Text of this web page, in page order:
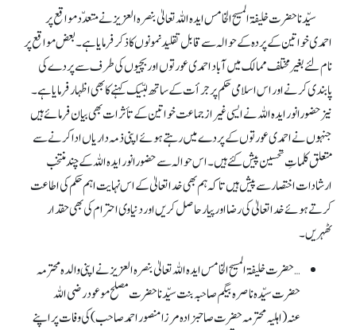
سیّدنا حضرت خلیفۃالمسیح الخامس ایدہ اللہ تعالیٰ بنصرہ العزیز نےمتعدّد مواقع پر
احمدی خواتین کے پردہ کے حوالہ سے قابل تقلید نمونوں کا ذکر فرمایا ہے۔ بعض مواقع پر
نام لئے بغیر مختلف ممالک میں آباد احمدی عورتوں اور بچیوں کی طرف سے پردے کی
پابندی کرنے اور اس اسلامی حکم پر جرأت کے ساتھ لبّیک کہنے کا بھی اظہار فرمایا ہے۔
نیز حضورانور ایدہ اللہ نے ایسی غیراز جماعت خواتین کے تأثرات بھی بیان فرمائے ہیں
جنہوں نے احمدی عورتوں کے پردے میں رہتے ہوئے اپنی ذمہ داریاں ادا کرنے سے
متعلق کلماتِ تحسین پیش کئے ہیں۔ اس حوالہ سے حضورانور ایدہ اللہ کے چند منتخب
ارشادات اختصار سے پیش ہیں تاکہ ہم بھی خداتعالیٰ کے اس نہایت اہم حکم کی اطاعت
کرتے ہوئے خداتعالیٰ کی رضا اور پیار حاصل کریں اور دنیاوی احترام کی بھی حقدار
ٹھہریں۔
… حضرت خلیفۃالمسیح الخامس ایدہ اللہ تعالیٰ بنصرہ العزیز نے اپنی والدہ محترمہ
حضرت سیّدہ ناصرہ بیگم صاحبہ بنت سیّدنا حضرت مصلح موعود رضی اللہ
عنہ(اہلیہ محترمہ حضرت صاحبزادہ مرزا منصور احمد صاحب) کی وفات پر اپنے